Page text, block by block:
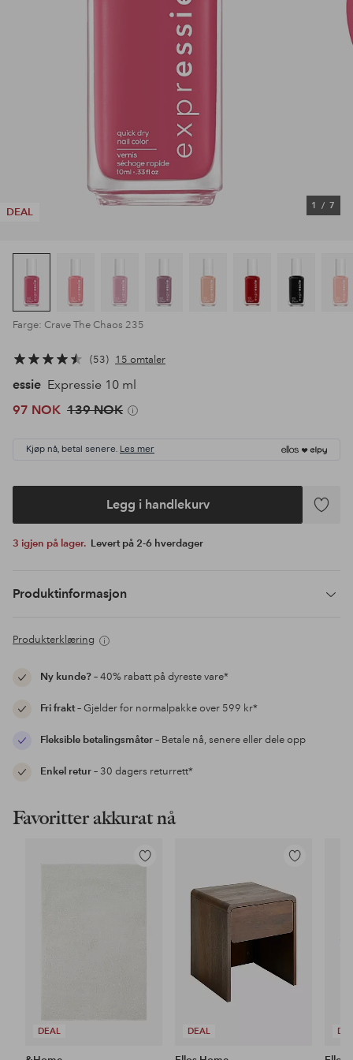
DEAL
1 / 7
Farge: Crave The Chaos 235
53 15 omtaler
essie Expressie 10 ml
97 NOK 139 NOK
Kjøp nå, betal senere. Les mer
Legg i handlekurv
Legg
3 igjen på lager. Levert på 2-6 hverdager
Produktinformasjon
Produkterklæring
Ny kunde?– 40% rabatt på dyreste vare*
Fri frakt– Gjelder for normalpakke over 599 kr*
Fleksible betalingsmåter– Betale nå, senere eller dele opp
Enkel retur– 30 dagers returrett*
Favoritter akkurat nå
DEAL
Legg
DEAL
Legg
favoritter